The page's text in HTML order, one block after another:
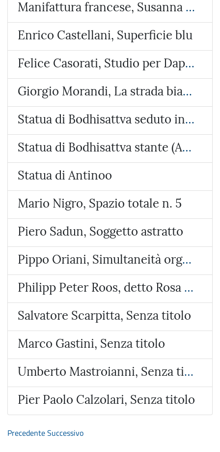
Manifattura francese, Susanna e i vecchioni
Enrico Castellani, Superficie blu
Felice Casorati, Studio per Daphne a Pavarolo
Giorgio Morandi, La strada bianca
Statua di Bodhisattva seduto in lalitasana
Statua di Bodhisattva stante (Avalokiteshvara Samanthamukha)
Statua di Antinoo
Mario Nigro, Spazio totale n. 5
Piero Sadun, Soggetto astratto
Pippo Oriani, Simultaneità organica
Philipp Peter Roos, detto Rosa da Tivoli , Pastore con animali
Salvatore Scarpitta, Senza titolo
Marco Gastini, Senza titolo
Umberto Mastroianni, Senza titolo
Pier Paolo Calzolari, Senza titolo
PrecedenteSuccessivo